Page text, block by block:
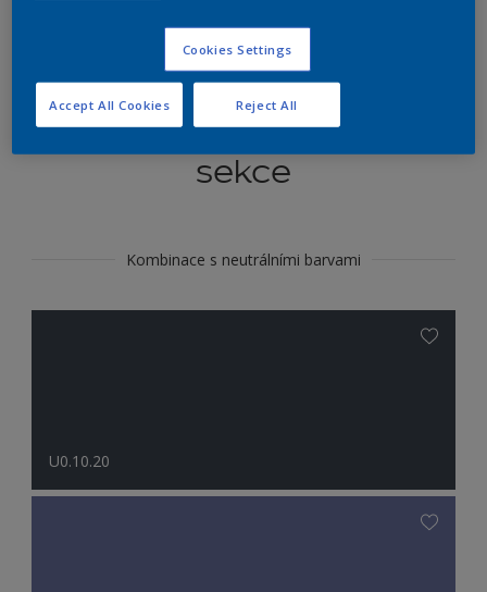
Koordinovat barevné
sekce
Kombinace s neutrálními barvami
U0.10.20
Cookies Settings
Reject All
Accept All Cookies